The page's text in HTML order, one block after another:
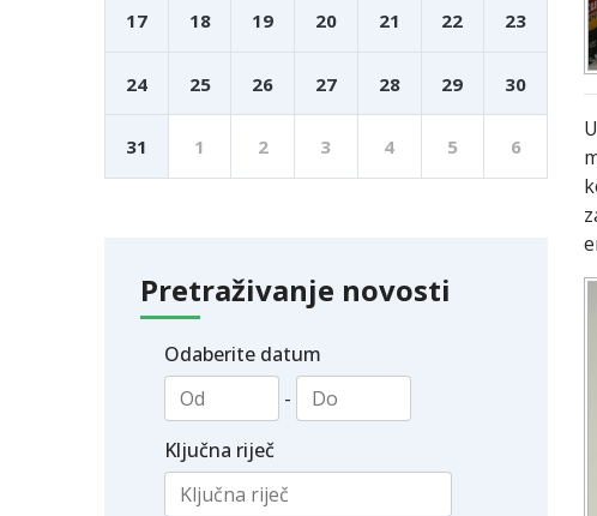
17 18 19 20 21 22 23
24 25 26 27 28 29 30
31 1 2 3 4 5 6
Pretraživanje novosti
Odaberite datum
-
Ključna riječ